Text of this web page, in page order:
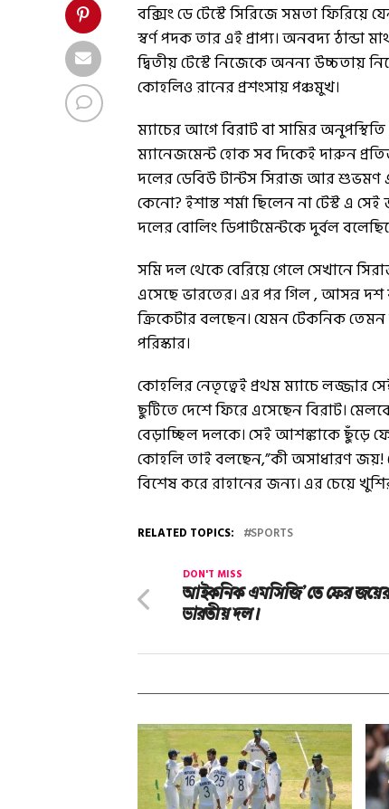
বক্সিং ডে টেস্টে সিরিজে সমতা ফিরিয়ে
স্বর্ণ পদক তার এই প্রাপ্য। অনবদ্য ঠান্ডা
দ্বিতীয় টেস্টে নিজেকে অনন্য উচ্চতায়
কোহলিও রানের প্রশংসায় পঞ্চমুখ।
ম্যাচের আগে বিরাট বা সামির
ম্যানেজমেন্ট হোক সব দিকেই দারুন
দলের ডেবিউ টান্টস সিরাজ আর শুভমণ
কেনো? ইশান্ত শর্মা ছিলেন না টেস্ট এ
দলের বোলিং ডিপার্টমেন্টকে দুর্বল
সমি দল থেকে বেরিয়ে গেলে সেখানে
এসেছে ভারতের। এর পর গিল , আসন্ন দশ
ক্রিকেটার বলছেন। যেমন টেকনিক
পরিস্কার।
কোহলির নেতৃত্বেই প্রথম ম্যাচে লজ্জার
ছুটিতে দেশে ফিরে এসেছেন বিরাট।
বেড়াচ্ছিল দলকে। সেই আশঙ্কাকে ছুঁড়ে
কোহলি তাই বলছেন,”কী অসাধারণ জয়!
বিশেষ করে রাহানের জন্য। এর চেয়ে
RELATED TOPICS: SPORTS
DON'T MISS
আইকনিক এমসিজি’তে ফের জয়ের
ভারতীয় দল।